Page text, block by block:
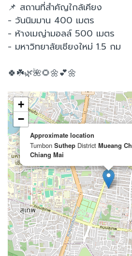
📌 สถานที่สำคัญใกล้เคียง
- วันนิมมาน 400 เมตร
- ห้างเมญ่ามอลล์ 500 เมตร
- มหาวิทยาลัยเชียงใหม่ 1.5 กม
🍀☘️🌿🌺🌻🌼💕🌼
Approximate location
Tumbon Suthep District Mueang
Chiang Mai
+
−